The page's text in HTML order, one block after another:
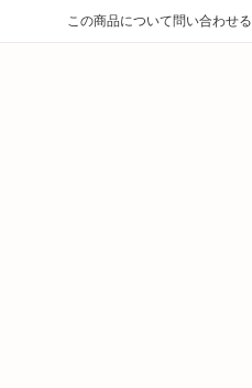
この商品について問い合わせる